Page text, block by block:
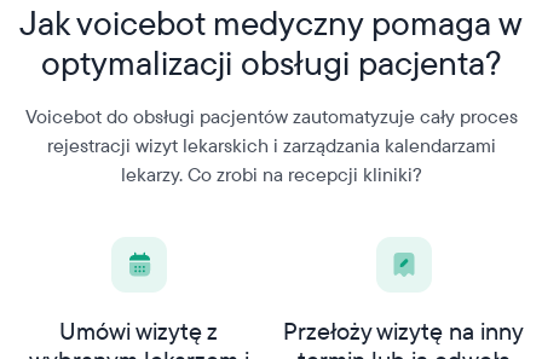
Jak voicebot medyczny pomaga w
optymalizacji obsługi pacjenta?
Voicebot do obsługi pacjentów zautomatyzuje cały proces
rejestracji wizyt lekarskich i zarządzania kalendarzami
lekarzy. Co zrobi na recepcji kliniki?
Umówi wizytę z
Przełoży wizytę na inny